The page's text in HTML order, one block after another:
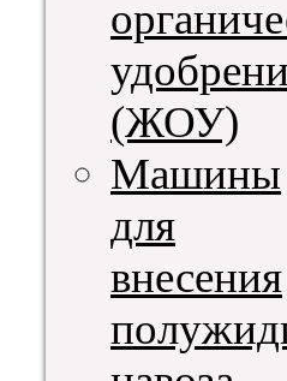
(ЖОУ)
Машины
для
внесения